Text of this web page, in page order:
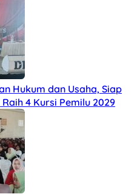
Hukum dan Usaha, Siap
Raih 4 Kursi Pemilu 2029